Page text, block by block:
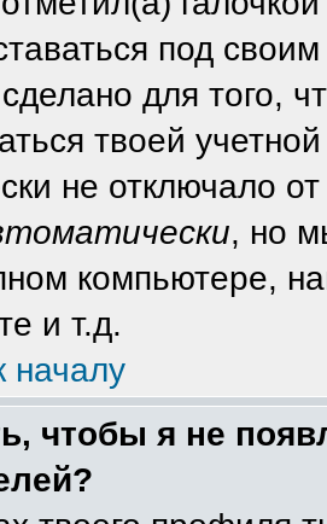
под
для того,
твоей
не отключало
, но
компьютере,
и т.д.
началу
чтобы я не